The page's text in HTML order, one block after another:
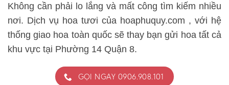
Không cần phải lo lắng và mất công tìm kiếm nhiều
nơi. Dịch vụ hoa tươi của hoaphuquy.com , với hệ
thống giao hoa toàn quốc sẽ thay bạn gửi hoa tất cả
khu vực tại Phường 14 Quận 8.
GỌI NGAY 0906.908.101